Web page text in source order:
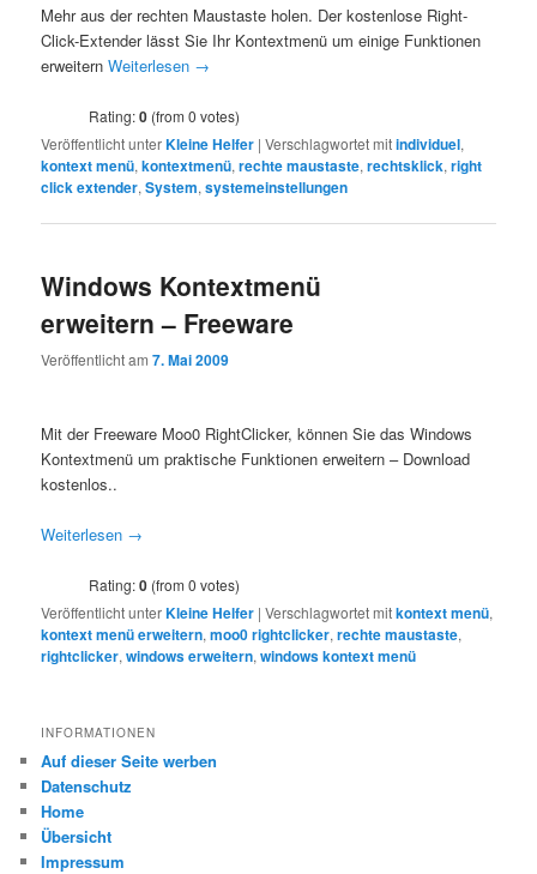
Mehr aus der rechten Maustaste holen. Der kostenlose Right-
Click-Extender lässt Sie Ihr Kontextmenü um einige Funktionen
erweiternWeiterlesen →
Rating:0 (from 0 votes)
Veröffentlicht unterKleine Helfer |Verschlagwortet mitindividuel,
kontext menü,kontextmenü,rechte maustaste,rechtsklick,right
click extender,System,systemeinstellungen
Windows Kontextmenü
erweitern – Freeware
Veröffentlicht am7. Mai 2009
Mit der Freeware Moo0 RightClicker, können Sie das Windows
Kontextmenü um praktische Funktionen erweitern – Download
kostenlos..
Weiterlesen →
Rating:0 (from 0 votes)
Veröffentlicht unterKleine Helfer |Verschlagwortet mitkontext menü,
kontext menü erweitern,moo0 rightclicker,rechte maustaste,
rightclicker,windows erweitern,windows kontext menü
INFORMATIONEN
Auf dieser Seite werben
Datenschutz
Home
Übersicht
Impressum